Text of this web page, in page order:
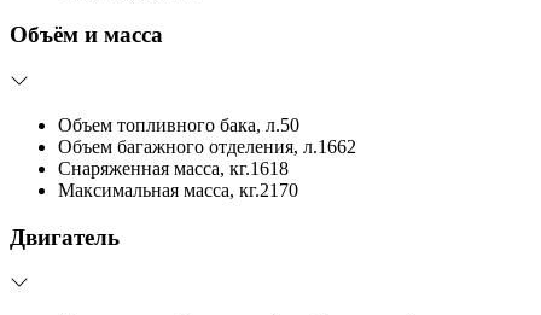
Объём и масса
Объем топливного бака, л.50
Объем багажного отделения, л.1662
Снаряженная масса, кг.1618
Максимальная масса, кг.2170
Двигатель